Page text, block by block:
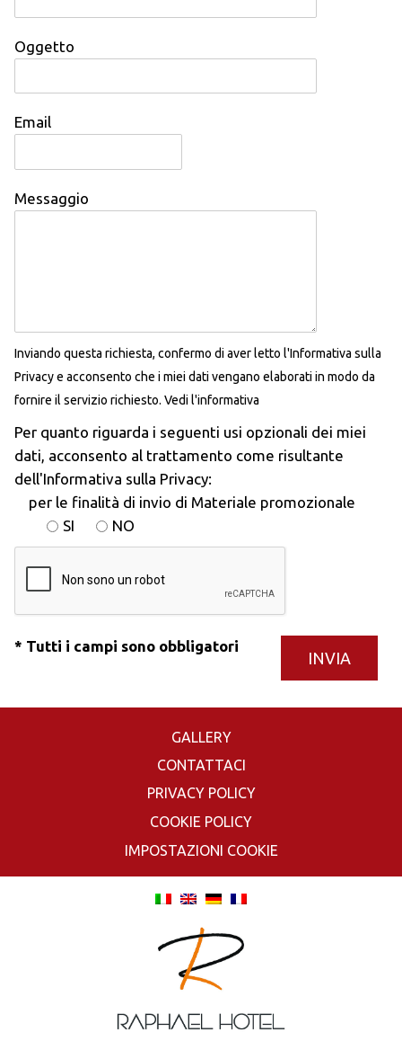
Oggetto
Email
Messaggio
Inviando questa richiesta, confermo di aver letto l'Informativa sulla
Privacy e acconsento che i miei dati vengano elaborati in modo da
fornire il servizio richiesto. Vedi l'informativa
Per quanto riguarda i seguenti usi opzionali dei miei
dati, acconsento al trattamento come risultante
dell'Informativa sulla Privacy:
per le finalità di invio di Materiale promozionale
SI
NO
* Tutti i campi sono obbligatori
GALLERY
CONTATTACI
PRIVACY POLICY
COOKIE POLICY
IMPOSTAZIONI COOKIE